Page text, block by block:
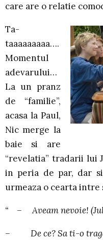
care are o relatie
Ta-
taaaaaaaaa….
Momentul
adevarului…
La un pranz
de “familie”,
acasa la Paul,
Nic merge la
baie si are
“revelatia” tradarii lui
in peria de par, dar
urmeaza o cearta
“ – Aveam nevoie!
– De ce? Sa ti-o